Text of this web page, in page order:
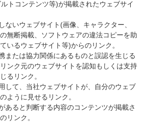
トコンテンツ等)が掲載されたウェブサイ
ないウェブサイト(画像、キャラクター、
無断掲載、ソフトウェアの違法コピーを助
いるウェブサイト等)からのリンク。
または協力関係にあるものと誤認を生じる
ンク元のウェブサイトを認知もしくは支持
るリンク。
して、当社ウェブサイトが、自分のウェブ
ように見せるリンク。
あると判断する内容のコンテンツが掲載さ
リンク。